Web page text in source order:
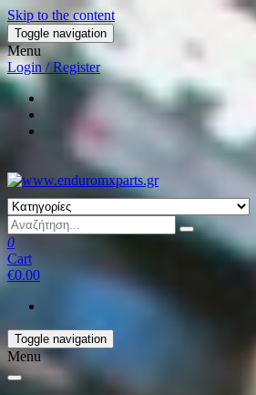
Skip to the content
Toggle navigation
Menu
Login / Register
0
Cart
€0.00
Toggle navigation
Menu